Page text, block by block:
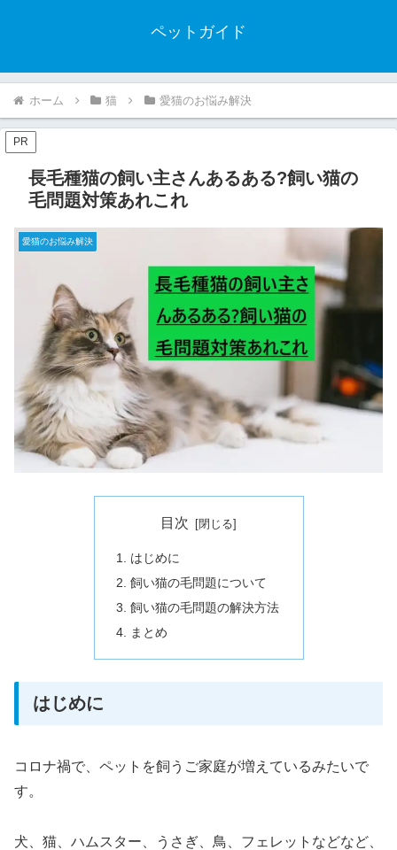
ペットガイド
ホーム 猫 愛猫のお悩み解決
PR
長毛種猫の飼い主さんあるある?飼い猫の
毛問題対策あれこれ
愛猫のお悩み解決
目次
はじめに
飼い猫の毛問題について
飼い猫の毛問題の解決方法
まとめ
はじめに
コロナ禍で、ペットを飼うご家庭が増えているみたいで
す。
犬、猫、ハムスター、うさぎ、鳥、フェレットなどなど、